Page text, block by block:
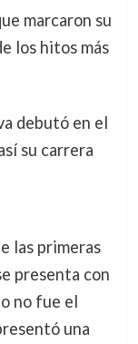
marcaron su
los hitos más
debutó en el
su carrera
las primeras
presenta con
no fue el
una